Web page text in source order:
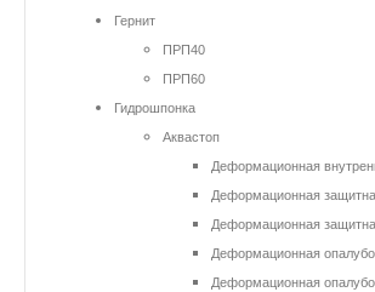
Гернит
ПРП40
ПРП60
Гидрошпонка
Аквастоп
Деформационная
Деформационная
Деформационная
Деформационная
Деформационная